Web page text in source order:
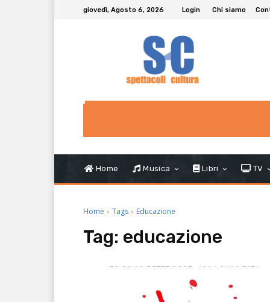
giovedì, Agosto 6, 2026 Login Chi siamo
Home Musica Libri TV
Home Tags Educazione
Tag: educazione